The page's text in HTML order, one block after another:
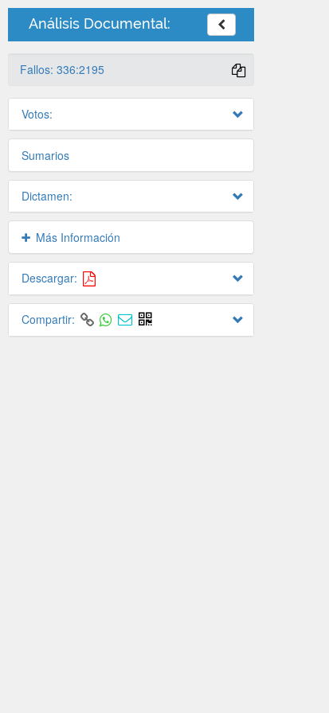
Análisis Documental:
Fallos: 336:2195
Votos:
Sumarios
Dictamen:
Más Información
Descargar:
Compartir: